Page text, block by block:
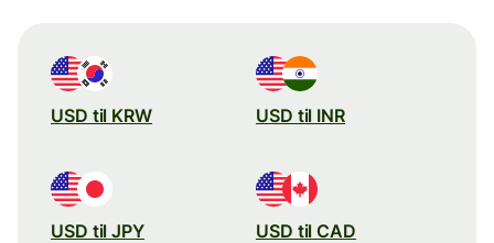
USD til KRW USD til INR
USD til JPY USD til CAD